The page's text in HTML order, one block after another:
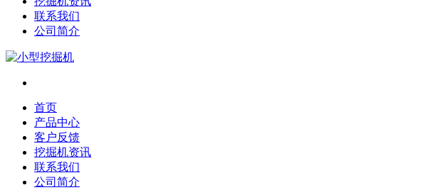
联系我们
公司简介
首页
产品中心
客户反馈
挖掘机资讯
联系我们
公司简介